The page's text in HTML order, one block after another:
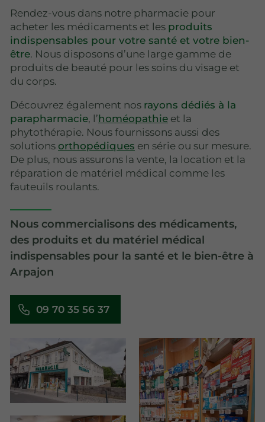
Rendez-vous dans notre pharmacie pour
acheter les médicaments et les produits
indispensables pour votre santé et votre bien-
être. Nous disposons d’une large gamme de
produits de beauté pour les soins du visage et
du corps.
Découvrez également nos rayons dédiés à la
parapharmacie, l’homéopathie et la
phytothérapie. Nous fournissons aussi des
solutions orthopédiques en série ou sur mesure.
De plus, nous assurons la vente, la location et la
réparation de matériel médical comme les
fauteuils roulants.
Nous commercialisons des médicaments,
des produits et du matériel médical
indispensables pour la santé et le bien-être à
Arpajon
09 70 35 56 37